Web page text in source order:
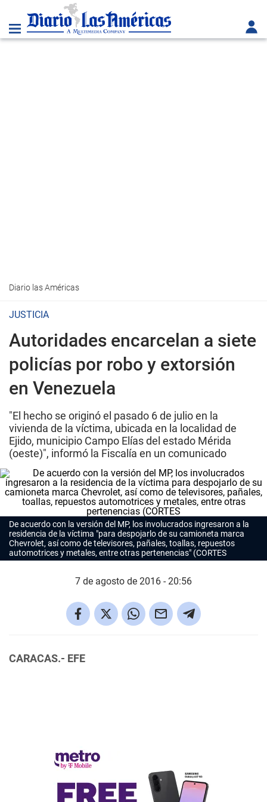
Diario las Américas
JUSTICIA
Autoridades encarcelan a siete
policías por robo y extorsión
en Venezuela
"El hecho se originó el pasado 6 de julio en la
vivienda de la víctima, ubicada en la localidad de
Ejido, municipio Campo Elías del estado Mérida
(oeste)", informó la Fiscalía en un comunicado
De acuerdo con la versión del MP, los involucrados ingresaron a la
residencia de la víctima "para despojarlo de su camioneta marca
Chevrolet, así como de televisores, pañales, toallas, repuestos
automotrices y metales, entre otras pertenencias" (CORTES
7 de agosto de 2016 - 20:56
CARACAS.- EFE